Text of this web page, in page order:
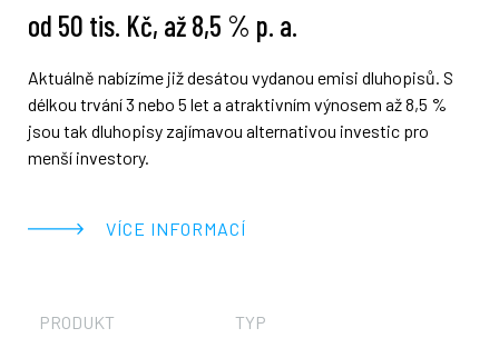
od 50 tis. Kč, až 8,5 % p. a.
Aktuálně nabízíme již desátou vydanou emisi dluhopisů. S
délkou trvání 3 nebo 5 let a atraktivním výnosem až 8,5 %
jsou tak dluhopisy zajímavou alternativou investic pro
menší investory.
VÍCE INFORMACÍ
PRODUKT TYP